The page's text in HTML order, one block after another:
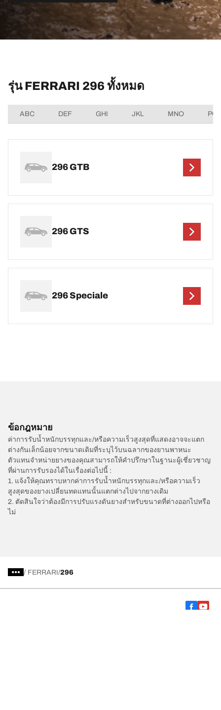
รุ่น FERRARI 296 ทั้งหมด
ABC DEF GHI JKL MNO
296 GTB
296 GTS
296 Speciale
ข้อกฎหมาย
ค่าการรับน้ำหนักบรรทุกและ/หรือความเร็วสูงสุดที่แสดงอาจจะแตก
ต่างกันเล็กน้อยจากขนาดเดิมที่ระบุไว้บนฉลากของยานพาหนะ
ตัวแทนจำหน่ายยางของคุณสามารถให้คำปรึกษาในฐานะผู้เชี่ยวชาญ
ที่ผ่านการรับรองได้ในเรื่องต่อไปนี้ :
1. แจ้งให้คุณทราบหากค่าการรับน้ำหนักบรรทุกและ/หรือความเร็ว
สูงสุดของยางเปลี่ยนทดแทนนั้นแตกต่างไปจากยางเดิม
2. ตัดสินใจว่าต้องมีการปรับแรงดันยางสำหรับขนาดที่ต่างออกไปหรือ
ไม่
/ FERRARI 296